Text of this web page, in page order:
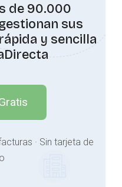
de 90.000
sus
y sencilla
· Sin tarjeta de